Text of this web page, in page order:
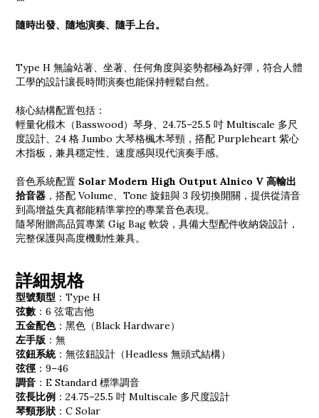
隨時出發、隨地演奏、隨手上台。
Type H 無論站著、坐著、任何角度與姿勢都極為好彈，符合人體
工學的設計讓長時間演奏也能保持輕鬆自然。
核心結構配置包括：
輕量化椴木（Basswood）琴身、24.75–25.5 吋 Multiscale 多尺
度設計、24 格 Jumbo 大琴格楓木琴頸，搭配 Purpleheart 紫心
木指板，兼具穩定性、速度感與現代演奏手感。
音色系統配置 Solar Modern High Output Alnico V 高輸出
拾音器 ，搭配 Volume、Tone 旋鈕與 3 段切換開關，提供從清音
到高增益失真都能精準掌控的專業音色表現。
隨琴附贈高品質專業 Gig Bag 軟袋，具備大型配件收納袋設計，
完整保護與高度機動性兼具。
詳細規格
型號類型 ：Type H
弦數 ：6 弦電吉他
五金配色：黑色（Black Hardware）
左手版 ：無
弦鈕系統：無弦鈕設計（Headless 無頭式結構）
弦徑 ：9–46
調音 ：E Standard 標準調音
弦長比例 ：24.75–25.5 吋 Multiscale 多尺度設計
琴頸形狀 ：C Solar